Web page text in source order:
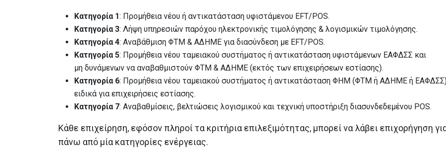
Κατηγορία 1: Προμήθεια νέου ή αντικατάσταση υφιστάμενου EFT/POS.
Κατηγορία 3: Λήψη υπηρεσιών παρόχου ηλεκτρονικής τιμολόγησης & λογισμικών τιμολόγησης.
Κατηγορία 4: Αναβάθμιση ΦΤΜ & ΑΔΗΜΕ για διασύνδεση με EFT/POS.
Κατηγορία 5: Προμήθεια νέου ταμειακού συστήματος ή αντικατάσταση υφιστάμενων ΕΑΦΔΣΣ και
μη δυνάμενων να αναβαθμιστούν ΦΤΜ & ΑΔΗΜΕ (εκτός των επιχειρήσεων εστίασης).
Κατηγορία 6: Προμήθεια νέου ταμειακού συστήματος ή αντικατάσταση ΦΗΜ (ΦΤΜ ή ΑΔΗΜΕ ή
ειδικά για επιχειρήσεις εστίασης.
Κατηγορία 7: Αναβαθμίσεις, βελτιώσεις λογισμικού και τεχνική υποστήριξη διασυνδεδεμένου POS.
Κάθε επιχείρηση, εφόσον πληροί τα κριτήρια επιλεξιμότητας, μπορεί να λάβει επιχορήγηση
πάνω από μία κατηγορίες ενέργειας.